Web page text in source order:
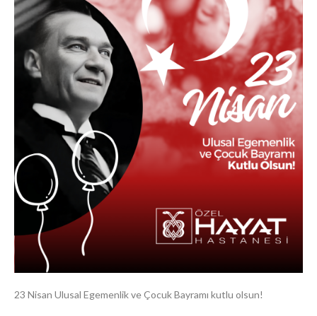
23 Nisan Ulusal Egemenlik ve Çocuk Bayramı kutlu olsun!